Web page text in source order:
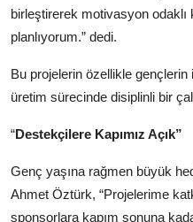
birleştirerek motivasyon
planlıyorum.” dedi.
Bu projelerin özellikle
üretim sürecinde disiplinli bir
“Destekçilere Kapımız Açık”
Genç yaşına rağmen büyük
Ahmet Öztürk, “Projelerime
sponsorlara kapım sonuna